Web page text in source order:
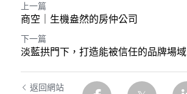
上一篇
商空｜生機盎然的房仲公司
下一篇
淡藍拱門下，打造能被信任的品牌場域
返回網站